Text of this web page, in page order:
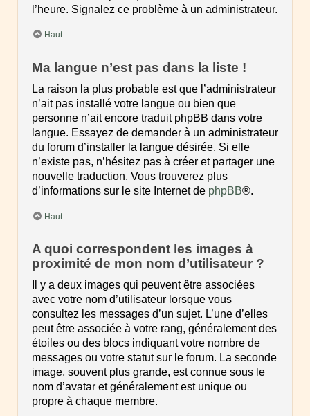
l’heure. Signalez ce problème à un administrateur.
Haut
Ma langue n’est pas dans la liste !
La raison la plus probable est que l’administrateur
n’ait pas installé votre langue ou bien que
personne n’ait encore traduit phpBB dans votre
langue. Essayez de demander à un administrateur
du forum d’installer la langue désirée. Si elle
n’existe pas, n’hésitez pas à créer et partager une
nouvelle traduction. Vous trouverez plus
d’informations sur le site Internet de phpBB®.
Haut
A quoi correspondent les images à
proximité de mon nom d’utilisateur ?
Il y a deux images qui peuvent être associées
avec votre nom d’utilisateur lorsque vous
consultez les messages d’un sujet. L’une d’elles
peut être associée à votre rang, généralement des
étoiles ou des blocs indiquant votre nombre de
messages ou votre statut sur le forum. La seconde
image, souvent plus grande, est connue sous le
nom d’avatar et généralement est unique ou
propre à chaque membre.